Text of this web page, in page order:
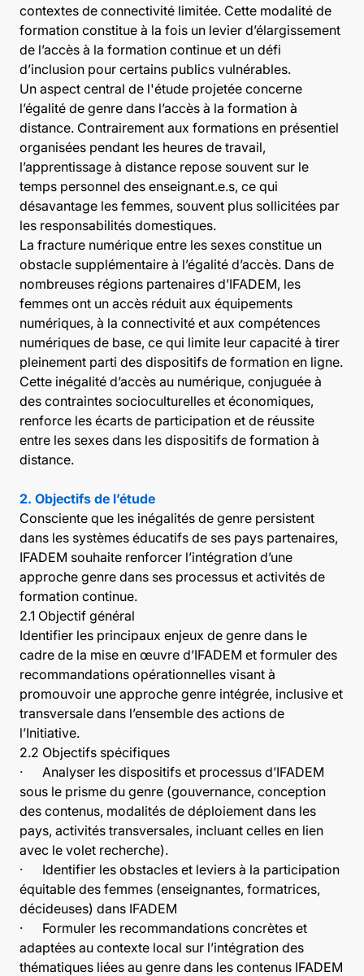
contextes de connectivité limitée. Cette modalité de
formation constitue à la fois un levier d’élargissement
de l’accès à la formation continue et un défi
d’inclusion pour certains publics vulnérables.
Un aspect central de l'étude projetée concerne
l’égalité de genre dans l’accès à la formation à
distance. Contrairement aux formations en présentiel
organisées pendant les heures de travail,
l’apprentissage à distance repose souvent sur le
temps personnel des enseignant.e.s, ce qui
désavantage les femmes, souvent plus sollicitées par
les responsabilités domestiques.
La fracture numérique entre les sexes constitue un
obstacle supplémentaire à l’égalité d’accès. Dans de
nombreuses régions partenaires d’IFADEM, les
femmes ont un accès réduit aux équipements
numériques, à la connectivité et aux compétences
numériques de base, ce qui limite leur capacité à tirer
pleinement parti des dispositifs de formation en ligne.
Cette inégalité d’accès au numérique, conjuguée à
des contraintes socioculturelles et économiques,
renforce les écarts de participation et de réussite
entre les sexes dans les dispositifs de formation à
distance.
2. Objectifs de l’étude
Consciente que les inégalités de genre persistent
dans les systèmes éducatifs de ses pays partenaires,
IFADEM souhaite renforcer l’intégration d’une
approche genre dans ses processus et activités de
formation continue.
2.1 Objectif général
Identifier les principaux enjeux de genre dans le
cadre de la mise en œuvre d’IFADEM et formuler des
recommandations opérationnelles visant à
promouvoir une approche genre intégrée, inclusive et
transversale dans l’ensemble des actions de
l’Initiative.
2.2 Objectifs spécifiques
· Analyser les dispositifs et processus d’IFADEM
sous le prisme du genre (gouvernance, conception
des contenus, modalités de déploiement dans les
pays, activités transversales, incluant celles en lien
avec le volet recherche).
· Identifier les obstacles et leviers à la participation
équitable des femmes (enseignantes, formatrices,
décideuses) dans IFADEM
· Formuler les recommandations concrètes et
adaptées au contexte local sur l’intégration des
thématiques liées au genre dans les contenus IFADEM